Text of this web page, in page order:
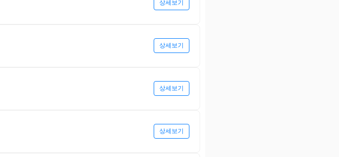
상세보기
상세보기
상세보기
상세보기